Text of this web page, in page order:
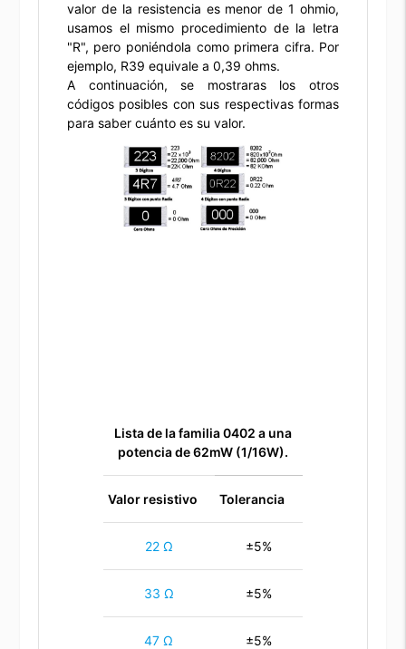
valor de la resistencia es menor de 1 ohmio,
usamos el mismo procedimiento de la letra
"R", pero poniéndola como primera cifra. Por
ejemplo, R39 equivale a 0,39 ohms.
A continuación, se mostraras los otros
códigos posibles con sus respectivas formas
para saber cuánto es su valor.
Lista de la familia 0402 a una
potencia de 62mW (1/16W).
Valor resistivo Tolerancia
22 Ω ±5%
33 Ω ±5%
47 Ω ±5%